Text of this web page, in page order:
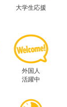
大学生応援
外国人
活躍中